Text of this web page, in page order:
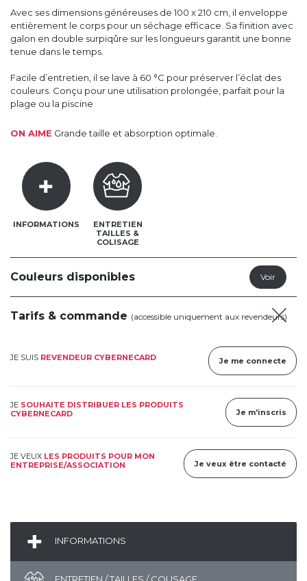
Avec ses dimensions généreuses de 100 x 210 cm, il enveloppe
entièrement le corps pour un séchage efficace. Sa finition avec
galon en double surpiqûre sur les longueurs garantit une bonne
tenue dans le temps.
Facile d’entretien, il se lave à 60 °C pour préserver l’éclat des
couleurs. Conçu pour une utilisation prolongée, parfait pour la
plage ou la piscine
ON AIME Grande taille et absorption optimale.
INFORMATIONS
ENTRETIEN
TAILLES &
COLISAGE
Couleurs disponibles
Tarifs & commande (accessible uniquement aux revendeurs)
JE SUIS REVENDEUR CYBERNECARD Je me connecte
JE SOUHAITE DISTRIBUER LES PRODUITS
CYBERNECARD
Je m'inscris
JE VEUX LES PRODUITS POUR MON
ENTREPRISE/ASSOCIATION
Je veux être contacté
INFORMATIONS
ENTRETIEN / TAILLES / COLISAGE